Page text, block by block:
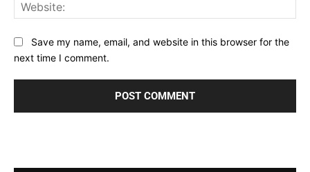
Save my name, email, and website in this browser for the
next time I comment.